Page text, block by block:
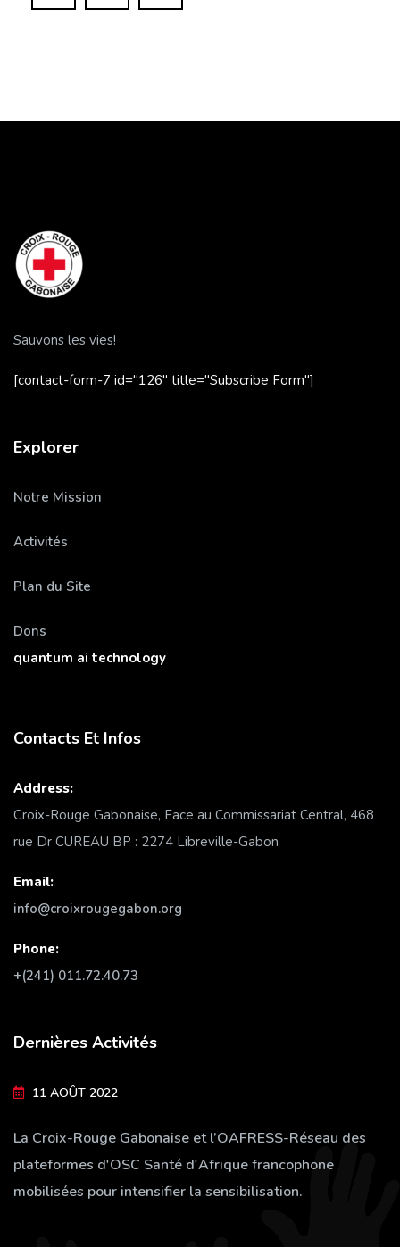
Sauvons les vies!
[contact-form-7 id="126" title="Subscribe Form"]
Explorer
Notre Mission
Activités
Plan du Site
Dons
quantum ai technology
Contacts Et Infos
Address:
Croix-Rouge Gabonaise, Face au Commissariat Central, 468
rue Dr CUREAU BP : 2274 Libreville-Gabon
Email:
info@croixrougegabon.org
Phone:
+(241) 011.72.40.73
Dernières Activités
11 AOÛT 2022
La Croix-Rouge Gabonaise et l’OAFRESS-Réseau des
plateformes d'OSC Santé d'Afrique francophone
mobilisées pour intensifier la sensibilisation.